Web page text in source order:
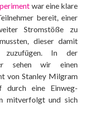
war eine klare
bereit, einer
Stromstöße zu
dieser damit
zuzufügen. In der
sehen wir einen
von Stanley Milgram
durch eine Einweg-
mitverfolgt und sich